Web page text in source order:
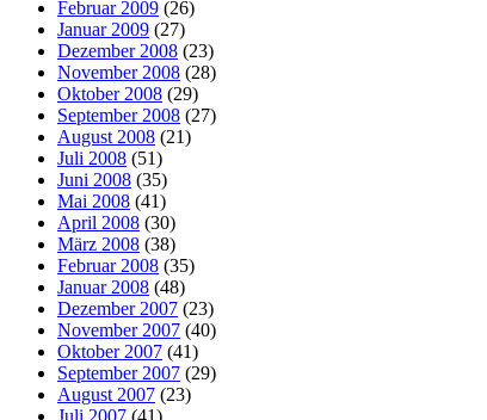
Februar 2009 (26)
Januar 2009 (27)
Dezember 2008 (23)
November 2008 (28)
Oktober 2008 (29)
September 2008 (27)
August 2008 (21)
Juli 2008 (51)
Juni 2008 (35)
Mai 2008 (41)
April 2008 (30)
März 2008 (38)
Februar 2008 (35)
Januar 2008 (48)
Dezember 2007 (23)
November 2007 (40)
Oktober 2007 (41)
September 2007 (29)
August 2007 (23)
Juli 2007 (41)